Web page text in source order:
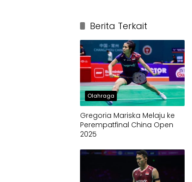
Berita Terkait
Olahraga
Gregoria Mariska Melaju ke
Perempatfinal China Open
2025